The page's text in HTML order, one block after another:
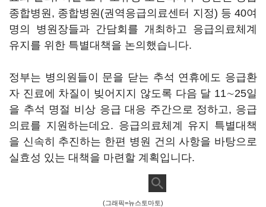
종합병원, 종합병원(권역응급의료센터 지정) 등 40여
명의 병원장들과 간담회를 개최하고 응급의료체계
유지를 위한 특별대책을 논의했습니다.
정부는 병의원들이 문을 닫는 추석 연휴에도 응급환
자 진료에 차질이 빚어지지 않도록 다음 달 11∼25일
을 추석 명절 비상 응급 대응 주간으로 정하고, 응급
의료를 지원하는데요. 응급의료체계 유지 특별대책
을 신속히 추진하는 한편 병원 건의 사항을 바탕으로
실효성 있는 대책을 마련할 계획입니다.
(그래픽=뉴스토마토)